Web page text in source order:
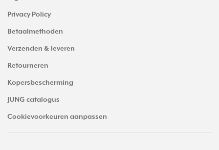
Privacy Policy
Betaalmethoden
Verzenden & leveren
Retourneren
Kopersbescherming
JUNG catalogus
Cookievoorkeuren aanpassen